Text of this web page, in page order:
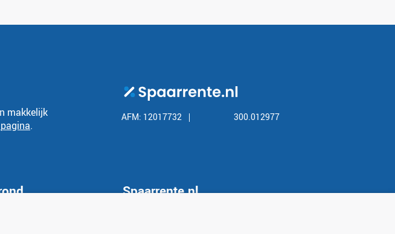
makkelijk
.
AFM: 12017732 300.012977
Spaarrente.nl